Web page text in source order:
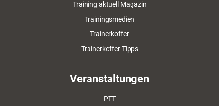
Training aktuell Magazin
Trainingsmedien
Trainerkoffer
Trainerkoffer Tipps
Veranstaltungen
PTT